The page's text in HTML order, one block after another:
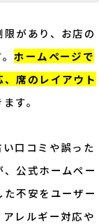
があり、お店の
。ホームページで
席のレイアウト
す。
口コミや誤った
公式ホームペー
不安をユーザー
レルギー対応や